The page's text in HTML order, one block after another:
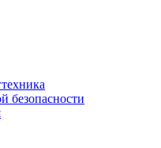
безопасности